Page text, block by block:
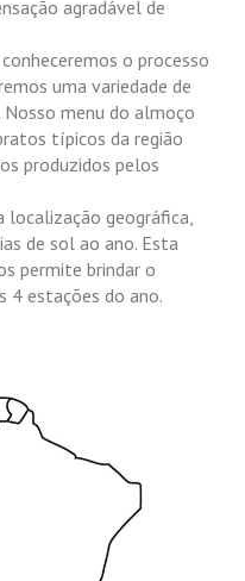
agradável de
o processo
uma variedade de
menu do almoço
típicos da região
produzidos pelos
localização geográfica,
de sol ao ano. Esta
permite brindar o
4 estações do ano.